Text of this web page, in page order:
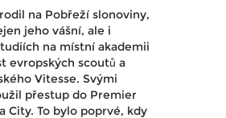
na Pobřeží slonoviny,
jeho vášní, ale i
na místní akademii
evropských scoutů a
Vitesse. Svými
přestup do Premier
City. To bylo poprvé, kdy